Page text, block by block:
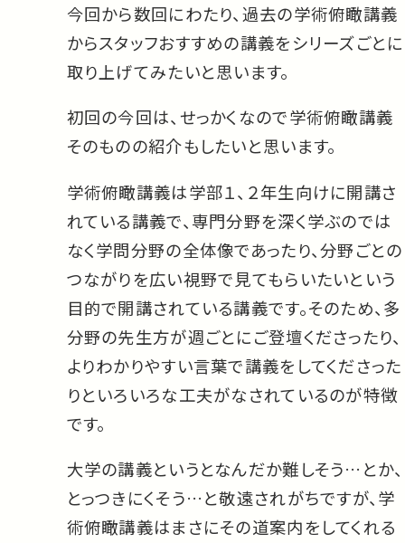
今回から数回にわたり、過去の学術俯瞰講義
からスタッフおすすめの講義をシリーズごとに
取り上げてみたいと思います。
初回の今回は、せっかくなので学術俯瞰講義
そのものの紹介もしたいと思います。
学術俯瞰講義は学部１、２年生向けに開講さ
れている講義で、専門分野を深く学ぶのでは
なく学問分野の全体像であったり、分野ごとの
つながりを広い視野で見てもらいたいという
目的で開講されている講義です。そのため、多
分野の先生方が週ごとにご登壇くださったり、
よりわかりやすい言葉で講義をしてくださった
りといろいろな工夫がなされているのが特徴
です。
大学の講義というとなんだか難しそう…とか、
とっつきにくそう…と敬遠されがちですが、学
術俯瞰講義はまさにその道案内をしてくれる